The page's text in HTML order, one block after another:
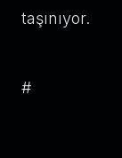
taşınıyor.
#